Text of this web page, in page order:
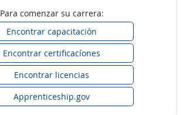
Para comenzar su carrera:
Encontrar capacitación
Encontrar certificacíones
Encontrar licencias
Apprenticeship.gov